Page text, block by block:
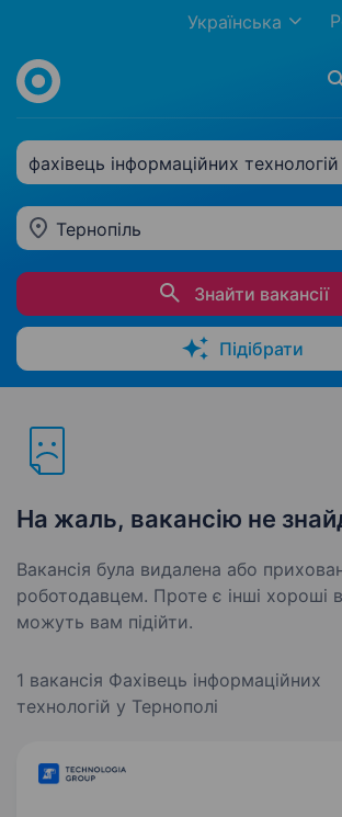
Українська
фахівець інформаційних технологій
Тернопіль
Знайти вакансії
Підібрати
На жаль, вакансію не
Вакансія була видалена або
роботодавцем. Проте є інші хороші
можуть вам підійти.
1 вакансія Фахівець інформаційних
технологій у Тернополі